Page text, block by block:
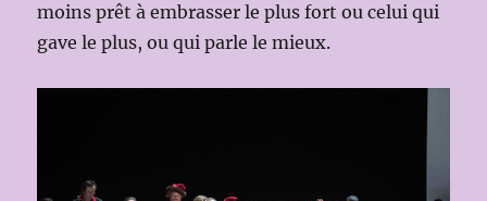
moins prêt à embrasser le plus fort ou celui qui
gave le plus, ou qui parle le mieux.